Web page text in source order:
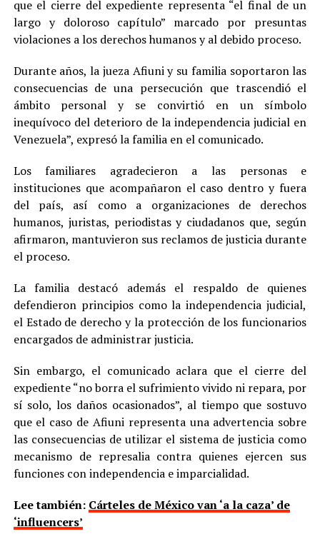
que el cierre del expediente representa “el final de un
largo y doloroso capítulo” marcado por presuntas
violaciones a los derechos humanos y al debido proceso.
Durante años, la jueza Afiuni y su familia soportaron las
consecuencias de una persecución que trascendió el
ámbito personal y se convirtió en un símbolo
inequívoco del deterioro de la independencia judicial en
Venezuela”, expresó la familia en el comunicado.
Los familiares agradecieron a las personas e
instituciones que acompañaron el caso dentro y fuera
del país, así como a organizaciones de derechos
humanos, juristas, periodistas y ciudadanos que, según
afirmaron, mantuvieron sus reclamos de justicia durante
el proceso.
La familia destacó además el respaldo de quienes
defendieron principios como la independencia judicial,
el Estado de derecho y la protección de los funcionarios
encargados de administrar justicia.
Sin embargo, el comunicado aclara que el cierre del
expediente “no borra el sufrimiento vivido ni repara, por
sí solo, los daños ocasionados”, al tiempo que sostuvo
que el caso de Afiuni representa una advertencia sobre
las consecuencias de utilizar el sistema de justicia como
mecanismo de represalia contra quienes ejercen sus
funciones con independencia e imparcialidad.
Lee también: Cárteles de México van ‘a la caza’ de
‘influencers’